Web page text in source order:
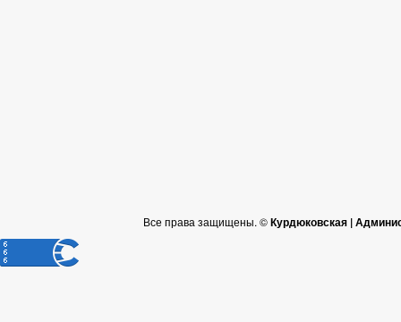
Все права защищены. ©Курдюковская |